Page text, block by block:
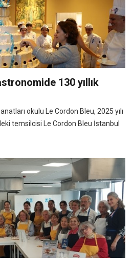
130 yıllık
okulu Le Cordon Bleu, 2025 yılı
temsilcisi Le Cordon Bleu İstanbul